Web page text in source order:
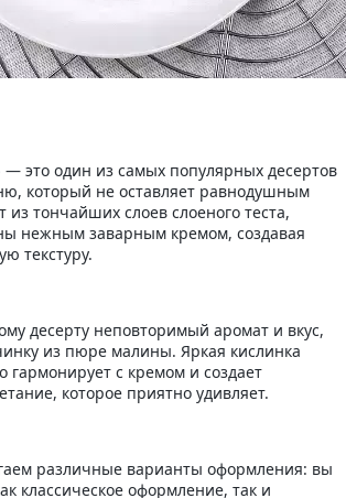
— это один из самых популярных десертов
который не оставляет равнодушным
из тончайших слоев слоеного теста,
нежным заварным кремом, создавая
текстуру.
десерту неповторимый аромат и вкус,
из пюре малины. Яркая кислинка
гармонирует с кремом и создает
которое приятно удивляет.
различные варианты оформления: вы
классическое оформление, так и